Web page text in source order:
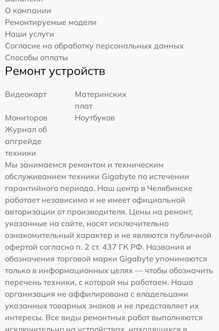
О компании
Ремонтируемые модели
Наши услуги
Согласие на обработку персональных данных
Способы оплаты
Ремонт устройств
Видеокарт
Материнских
плат
Мониторов
Ноутбуков
Журнал об
апгрейде
техники
Мы занимаемся ремонтом и техническим
обслуживанием техники Gigabyte по истечении
гарантийного периода. Наш центр в Челябинске
работает независимо и не имеет официальной
авторизации от производителя. Цены на ремонт,
указанные на сайте, носят исключительно
ознакомительный характер и не являются публичной
офертой согласно п. 2 ст. 437 ГК РФ. Названия и
обозначения торговой марки Gigabyte упоминаются
только в информационных целях — чтобы обозначить
перечень техники, с которой мы работаем. Наша
организация не аффилирована с владельцами
указанных товарных знаков и не представляет их
интересы. Все виды ремонтных работ выполняются